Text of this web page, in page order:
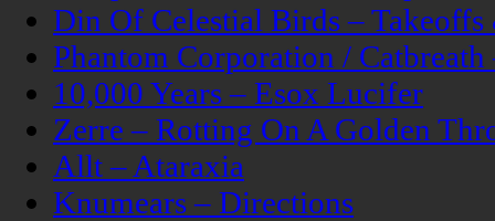
Din Of Celestial Birds –
Phantom Corporation /
10,000 Years – Esox Lucifer
Zerre – Rotting On A Golden
Allt – Ataraxia
Knumears – Directions